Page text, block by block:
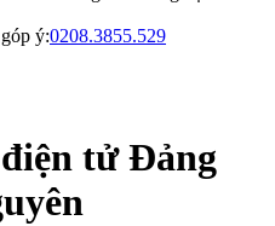
ý:0208.3855.529
tử Đảng